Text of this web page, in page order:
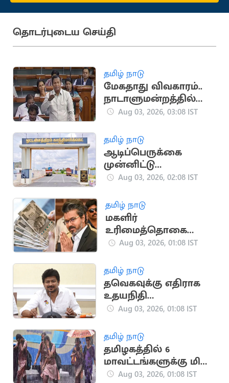
தொடர்புடைய செய்தி
தமிழ் நாடு
மேகதாது விவகாரம்..
நாடாளுமன்றத்தில்
திமுக நோட்டீஸ்
Aug 03, 2026, 03:08 IST
தமிழ் நாடு
ஆடிப்பெருக்கை
முன்னிட்டு
ஒட்டன்சத்திரம்
இன்று விடுமுறை
Aug 03, 2026, 02:08 IST
தமிழ் நாடு
மகளிர்
உரிமைத்தொகை
ரூ.2,500 எப்போது?..
கிடைக்குமா?
Aug 03, 2026, 01:08 IST
தமிழ் நாடு
தவெகவுக்கு எதிராக
உதயநிதி
தலைமையில்
ஆர்ப்பாட்டம்
Aug 03, 2026, 01:08 IST
தமிழ் நாடு
தமிழகத்தில் 6
மாவட்டங்களுக்கு மிக
கனமழை எச்சரிக்கை
Aug 03, 2026, 01:08 IST